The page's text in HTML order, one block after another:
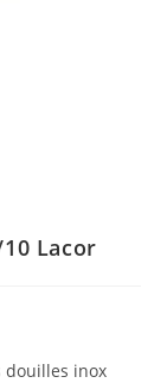
Lacor
douilles inox